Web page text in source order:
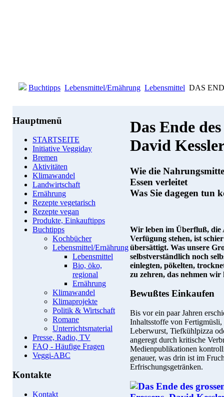
Buchtipps Lebensmittel/Ernährung Lebensmittel DAS
Hauptmenü
STARTSEITE
Initiative Veggiday
Bremen
Aktivitäten
Klimawandel
Landwirtschaft
Ernährung
Rezepte vegetarisch
Rezepte vegan
Produkte, Einkauftipps
Buchtipps
Kochbücher
Lebensmittel/Ernährung
Lebensmittel
Bio, öko,
regional
Ernährung
Klimawandel
Klimaprojekte
Politik & Wirtschaft
Romane
Unterrichtsmaterial
Presse, Radio, TV
FAQ - Häufige Fragen
Veggi-ABC
Kontakte
Kontakt
Das Ende
David
Wie die
Essen verleitet
Was Sie dagegen tun
Wir leben im Überfluß, die
Verfügung stehen, ist
übersättigt. Was unsere
selbstverständlich noch
einlegten, pökelten,
zu zehren, das nehmen
Bewußtes Einkaufen
Bis vor ein paar Jahren
Inhaltsstoffe von Fertigmüsli,
Leberwurst, Tiefkühlpizza
angeregt durch kritische
Medienpublikationen
genauer, was drin ist im
Erfrischungsgetränken.